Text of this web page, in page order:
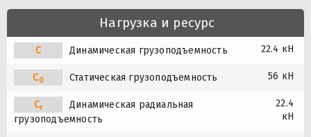
Нагрузка и ресурс
C Динамическая грузоподъемность 22.4 кН
C0 Статическая грузоподъемность 56 кН
Cr
Динамическая радиальная
грузоподъемность
22.4
кН